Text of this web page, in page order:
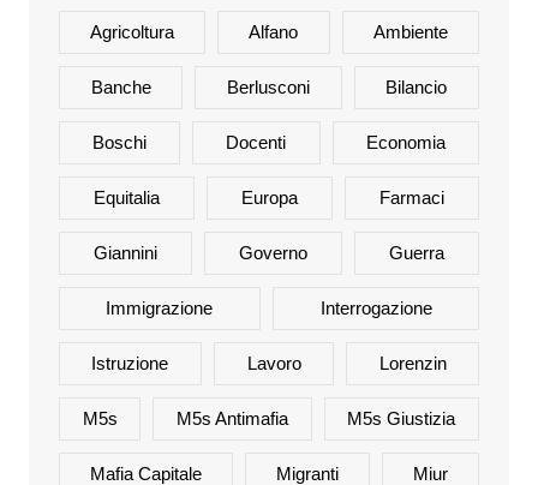
Agricoltura Alfano Ambiente
Banche Berlusconi Bilancio
Boschi Docenti Economia
Equitalia Europa Farmaci
Giannini Governo Guerra
Immigrazione Interrogazione
Istruzione Lavoro Lorenzin
M5s M5s Antimafia M5s Giustizia
Mafia Capitale Migranti Miur